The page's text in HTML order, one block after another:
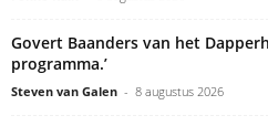
Govert Baanders van het
programma.’
Steven van Galen - 8 augustus 2026